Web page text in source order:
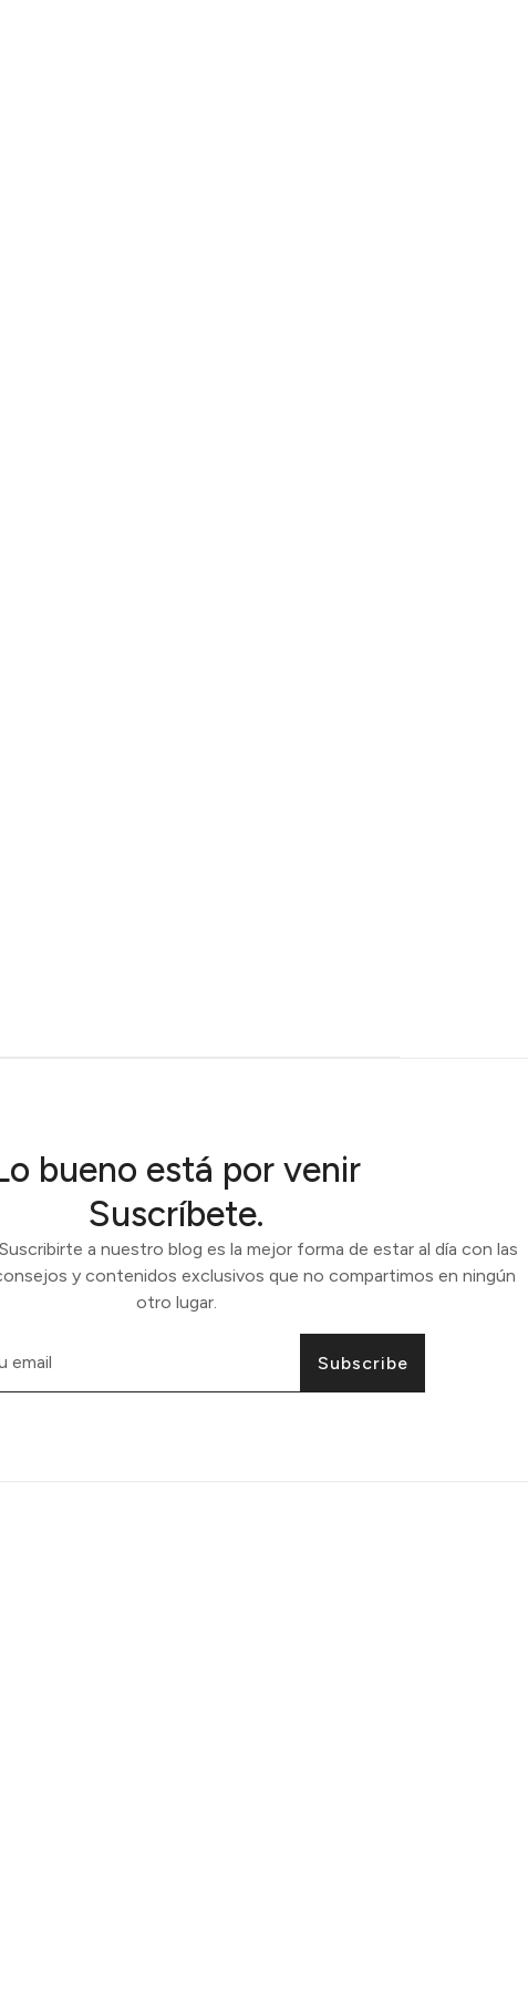
bueno está por venir
Suscríbete.
a nuestro blog es la mejor forma de estar al día con las
y contenidos exclusivos que no compartimos en ningún
otro lugar.
Subscribe